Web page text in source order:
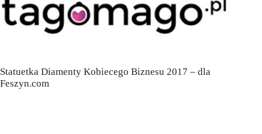
Statuetka Diamenty Kobiecego Biznesu 2017 – dla
Feszyn.com